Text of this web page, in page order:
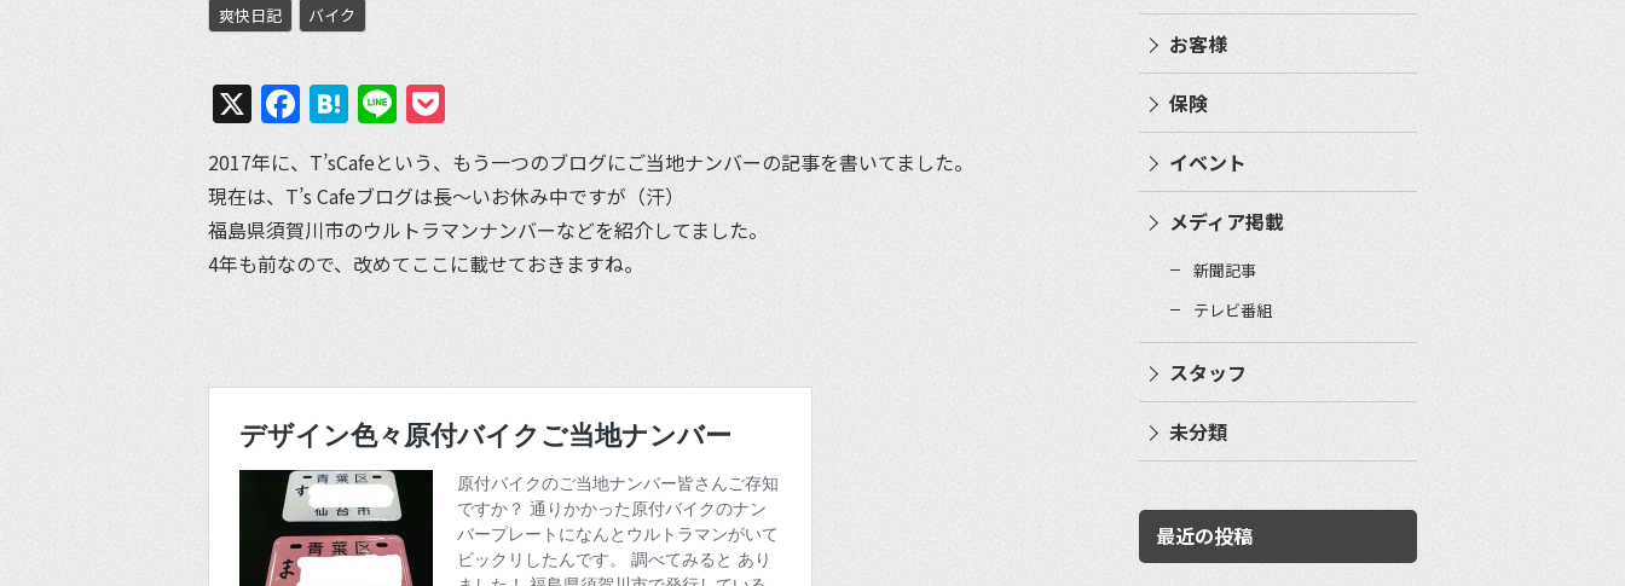
爽快日記 バイク
X Facebook
Hatena
Line
2017年に、T’sCafeという、もう一つのブログにご当地ナンバーの記事を書いてました。
現在は、T’s Cafeブログは長〜いお休み中ですが（汗）
福島県須賀川市のウルトラマンナンバーなどを紹介してました。
4年も前なので、改めてここに載せておきますね。
お客様
保険
イベント
メディア掲載
新聞記事
テレビ番組
スタッフ
未分類
最近の投稿